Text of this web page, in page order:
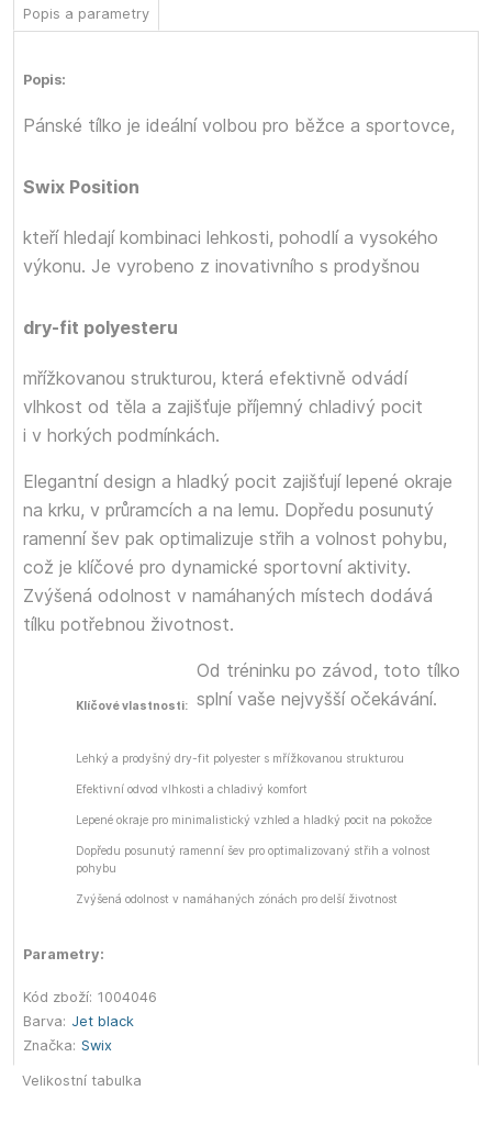
Popis a parametry
Popis:
Pánské tílko
Swix Position
je ideální volbou pro běžce a sportovce,
kteří hledají kombinaci lehkosti, pohodlí a vysokého
výkonu. Je vyrobeno z inovativního
dry-fit polyesteru
s prodyšnou
mřížkovanou strukturou, která efektivně odvádí
vlhkost od těla a zajišťuje příjemný chladivý pocit
i v horkých podmínkách.
Elegantní design a hladký pocit zajišťují lepené okraje
na krku, v průramcích a na lemu. Dopředu posunutý
ramenní šev pak optimalizuje střih a volnost pohybu,
což je klíčové pro dynamické sportovní aktivity.
Zvýšená odolnost v namáhaných místech dodává
tílku potřebnou životnost.
Klíčové vlastnosti:
Lehký a prodyšný dry-fit polyester s mřížkovanou strukturou
Efektivní odvod vlhkosti a chladivý komfort
Lepené okraje pro minimalistický vzhled a hladký pocit na pokožce
Dopředu posunutý ramenní šev pro optimalizovaný střih a volnost
pohybu
Zvýšená odolnost v namáhaných zónách pro delší životnost
Od tréninku po závod, toto tílko
splní vaše nejvyšší očekávání.
Parametry:
Kód zboží: 1004046
Barva: Jet black
Značka: Swix
Velikostní tabulka